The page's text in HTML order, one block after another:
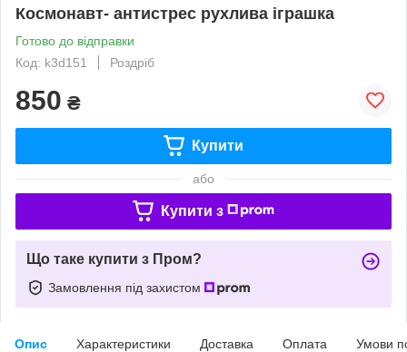
Космонавт- антистрес рухлива іграшка
Готово до відправки
Код: k3d151
Роздріб
850 ₴
Купити
або
Купити з
Що таке купити з Пром?
Замовлення під захистом
Опис Характеристики Доставка Оплата Умови